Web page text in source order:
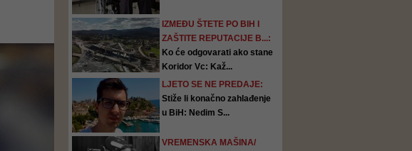
IZMEĐU ŠTETE PO BIH I
ZAŠTITE REPUTACIJE B...:
Ko će odgovarati ako stane
Koridor Vc: Kaž...
LJETO SE NE PREDAJE:
Stiže li konačno zahlađenje
u BiH: Nedim S...
VREMENSKA MAŠINA/